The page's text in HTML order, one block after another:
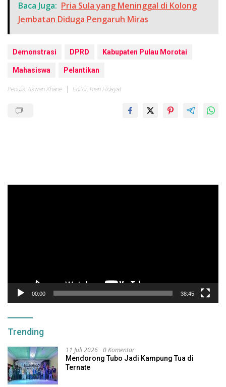
Baca Juga: Pria Sula yang Meninggal di Kolong
Jembatan Diduga Pengaruh Miras
Demonstrasi DPRD Kabupaten Pulau Morotai
Mahasiswa Pelantikan
Penulis: Aswan Kharie Editor: Rian Hidayat
00:00 38:45
Trending
11 Juli 2026 0 Komentar
Mendorong Tubo Jadi Kampung Tua di
Ternate